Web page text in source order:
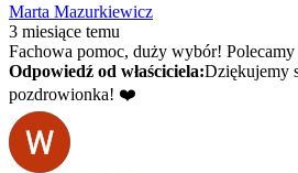
Marta Mazurkiewicz
3 miesiące temu
Fachowa pomoc, duży wybór! Polecamy
Odpowiedź od właściciela:Dziękujemy
pozdrowionka! ❤️